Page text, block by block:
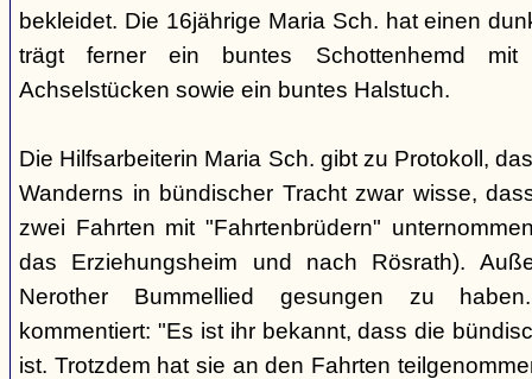
bekleidet. Die 16jährige Maria Sch. hat einen
trägt ferner ein buntes Schottenhemd
Achselstücken sowie ein buntes Halstuch.
Die Hilfsarbeiterin Maria Sch. gibt zu Protokoll,
Wanderns in bündischer Tracht zwar wisse,
zwei Fahrten mit "Fahrtenbrüdern"
das Erziehungsheim und nach Rösrath).
Nerother Bummellied gesungen zu
kommentiert: "Es ist ihr bekannt, dass die
ist. Trotzdem hat sie an den Fahrten